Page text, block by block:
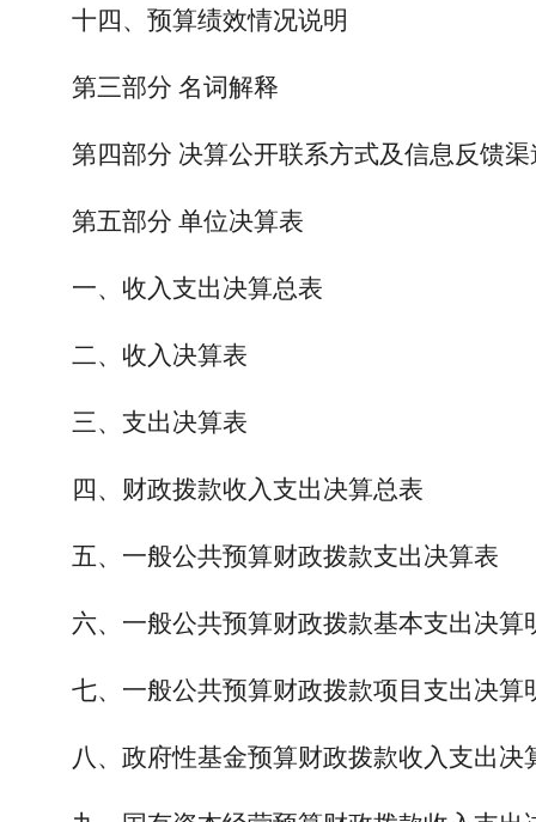
十四、预算绩效情况说明
第三部分 名词解释
第四部分 决算公开联系方式及信息反馈渠
第五部分 单位决算表
一、收入支出决算总表
二、收入决算表
三、支出决算表
四、财政拨款收入支出决算总表
五、一般公共预算财政拨款支出决算表
六、一般公共预算财政拨款基本支出决算
七、一般公共预算财政拨款项目支出决算
八、政府性基金预算财政拨款收入支出决